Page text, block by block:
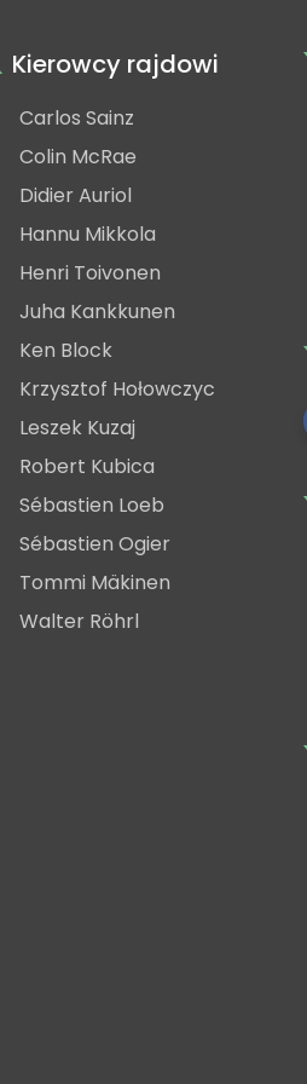
Kierowcy rajdowi
Carlos Sainz
Colin McRae
Didier Auriol
Hannu Mikkola
Henri Toivonen
Juha Kankkunen
Ken Block
Krzysztof Hołowczyc
Leszek Kuzaj
Robert Kubica
Sébastien Loeb
Sébastien Ogier
Tommi Mäkinen
Walter Röhrl